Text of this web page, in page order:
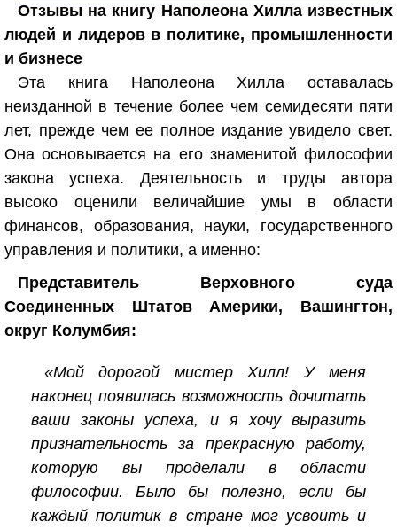
Отзывы на книгу Наполеона Хилла известных
людей и лидеров в политике, промышленности
и бизнесе
Эта книга Наполеона Хилла оставалась
неизданной в течение более чем семидесяти пяти
лет, прежде чем ее полное издание увидело свет.
Она основывается на его знаменитой философии
закона успеха. Деятельность и труды автора
высоко оценили величайшие умы в области
финансов, образования, науки, государственного
управления и политики, а именно:
Представитель Верховного суда
Соединенных Штатов Америки, Вашингтон,
округ Колумбия:
«Мой дорогой мистер Хилл! У меня
наконец появилась возможность дочитать
ваши законы успеха, и я хочу выразить
признательность за прекрасную работу,
которую вы проделали в области
философии. Было бы полезно, если бы
каждый политик в стране мог усвоить и